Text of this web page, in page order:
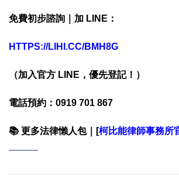
免費初步諮詢｜加 LINE：
HTTPS://LIHI.CC/BMH8G
（加入官方 LINE，優先登記！）
電話預約：0919 701 867
📚 更多法律懶人包｜[柯比能律師事務所